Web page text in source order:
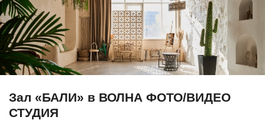
Зал «БАЛИ» в ВОЛНА ФОТО/ВИДЕО
СТУДИЯ